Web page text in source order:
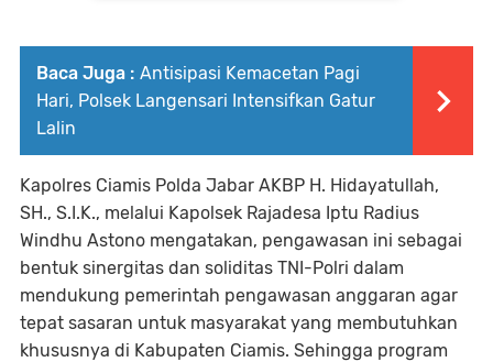
Baca Juga : Antisipasi Kemacetan Pagi
Hari, Polsek Langensari Intensifkan Gatur
Lalin
Kapolres Ciamis Polda Jabar AKBP H. Hidayatullah,
SH., S.I.K., melalui Kapolsek Rajadesa Iptu Radius
Windhu Astono mengatakan, pengawasan ini sebagai
bentuk sinergitas dan soliditas TNI-Polri dalam
mendukung pemerintah pengawasan anggaran agar
tepat sasaran untuk masyarakat yang membutuhkan
khususnya di Kabupaten Ciamis. Sehingga program